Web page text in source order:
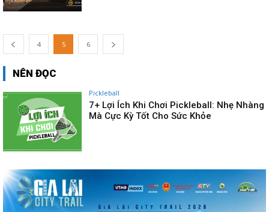
4 5 6
NÊN ĐỌC
Pickleball
7+ Lợi Ích Khi Chơi Pickleball: Nhẹ Nhàng
Mà Cực Kỳ Tốt Cho Sức Khỏe